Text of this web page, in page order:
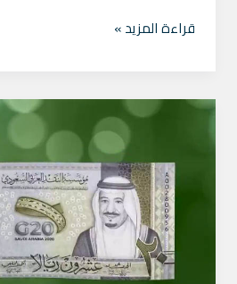
قراءة المزيد »
تسديد
الظهران